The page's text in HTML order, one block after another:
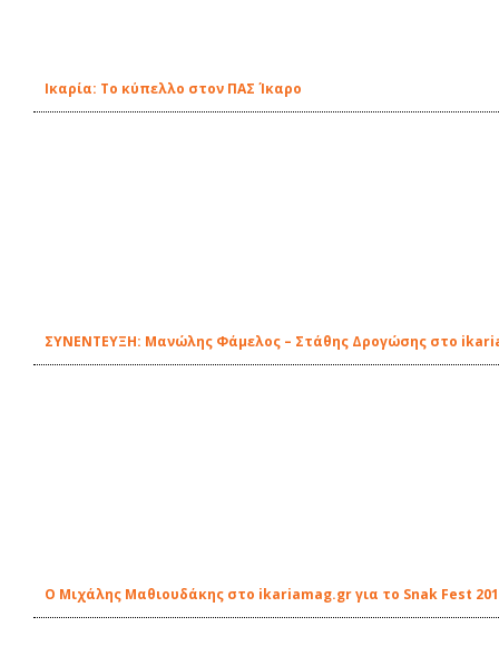
Ικαρία: Το κύπελλο στον ΠΑΣ Ίκαρο
ΣΥΝΕΝΤΕΥΞΗ: Μανώλης Φάμελος – Στάθης Δρογώσης στο
Ο Μιχάλης Μαθιουδάκης στο ikariamag.gr για το Snak Fest